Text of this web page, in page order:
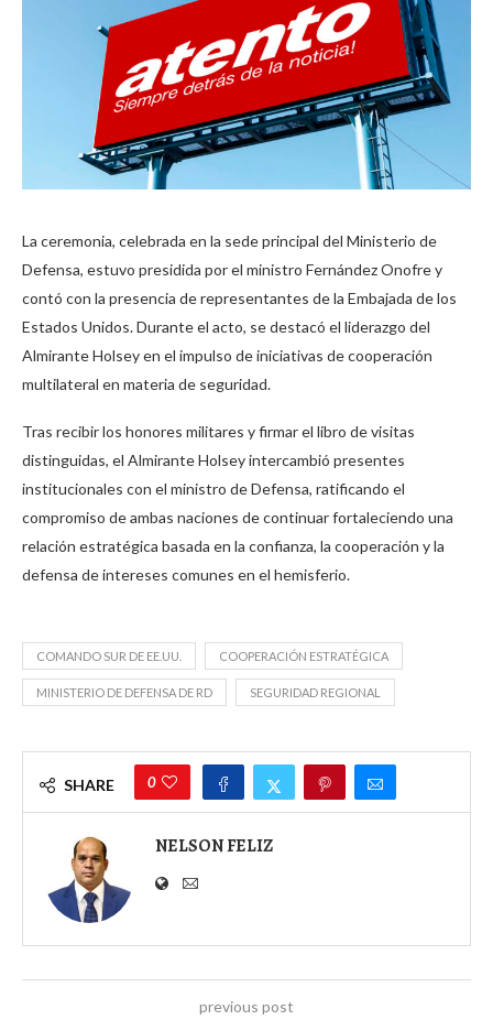
La ceremonia, celebrada en la sede principal del Ministerio de
Defensa, estuvo presidida por el ministro Fernández Onofre y
contó con la presencia de representantes de la Embajada de los
Estados Unidos. Durante el acto, se destacó el liderazgo del
Almirante Holsey en el impulso de iniciativas de cooperación
multilateral en materia de seguridad.
Tras recibir los honores militares y firmar el libro de visitas
distinguidas, el Almirante Holsey intercambió presentes
institucionales con el ministro de Defensa, ratificando el
compromiso de ambas naciones de continuar fortaleciendo una
relación estratégica basada en la confianza, la cooperación y la
defensa de intereses comunes en el hemisferio.
COMANDO SUR DE EE.UU. COOPERACIÓN ESTRATÉGICA
MINISTERIO DE DEFENSA DE RD SEGURIDAD REGIONAL
SHARE 0
NELSON FELIZ
previous post